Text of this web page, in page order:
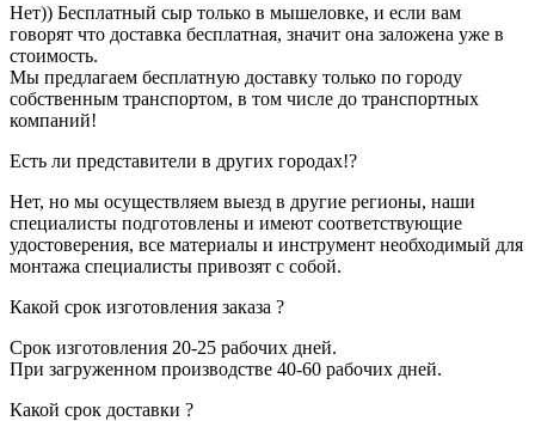
Нет)) Бесплатный сыр только в мышеловке, и если вам
говорят что доставка бесплатная, значит она заложена уже в
стоимость.
Мы предлагаем бесплатную доставку только по городу
собственным транспортом, в том числе до транспортных
компаний!
Есть ли представители в других городах!?
Нет, но мы осуществляем выезд в другие регионы, наши
специалисты подготовлены и имеют соответствующие
удостоверения, все материалы и инструмент необходимый для
монтажа специалисты привозят с собой.
Какой срок изготовления заказа ?
Срок изготовления 20-25 рабочих дней.
При загруженном производстве 40-60 рабочих дней.
Какой срок доставки ?